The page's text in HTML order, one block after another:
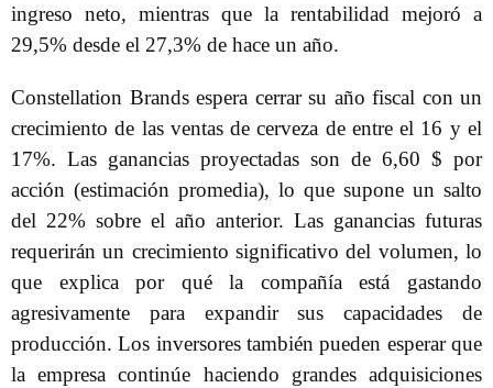
ingreso neto, mientras que la rentabilidad mejoró a
29,5% desde el 27,3% de hace un año.
Constellation Brands espera cerrar su año fiscal con un
crecimiento de las ventas de cerveza de entre el 16 y el
17%. Las ganancias proyectadas son de 6,60 $ por
acción (estimación promedia), lo que supone un salto
del 22% sobre el año anterior. Las ganancias futuras
requerirán un crecimiento significativo del volumen, lo
que explica por qué la compañía está gastando
agresivamente para expandir sus capacidades de
producción. Los inversores también pueden esperar que
la empresa continúe haciendo grandes adquisiciones